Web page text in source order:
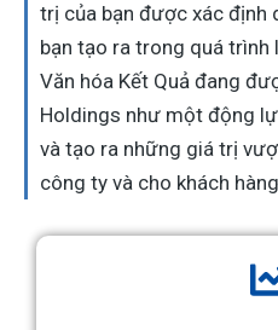
trị của bạn được xác định
bạn tạo ra trong quá trình
Văn hóa Kết Quả đang
Holdings như một động
và tạo ra những giá trị
công ty và cho khách